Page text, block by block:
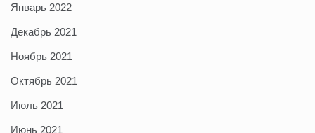
Январь 2022
Декабрь 2021
Ноябрь 2021
Октябрь 2021
Июль 2021
Июнь 2021